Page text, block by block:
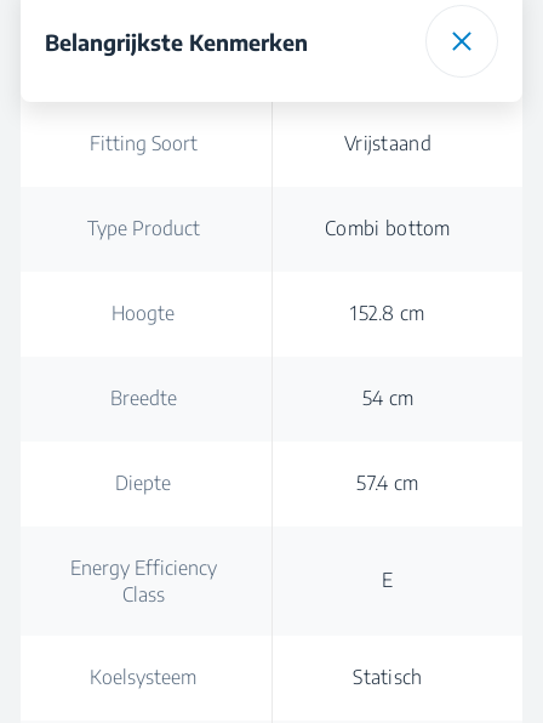
Belangrijkste Kenmerken
Fitting Soort Vrijstaand
Type Product Combi bottom
Hoogte 152.8 cm
Breedte 54 cm
Diepte 57.4 cm
Energy Efficiency
Class
E
Koelsysteem Statisch